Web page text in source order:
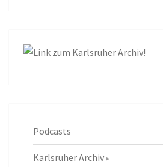
Podcasts
Karlsruher Archiv